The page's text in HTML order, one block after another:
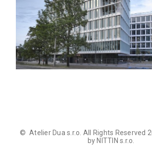
© Atelier Dua s.r.o. All Rights Reserved
by NITTIN s.r.o.